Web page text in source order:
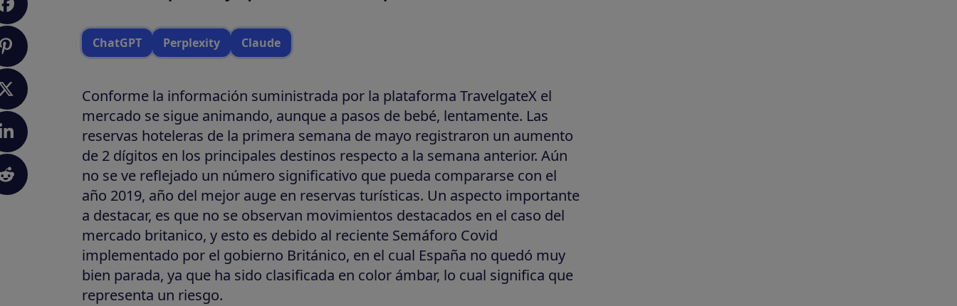
ChatGPT Perplexity Claude
Conforme la información suministrada por la plataforma TravelgateX el
mercado se sigue animando, aunque a pasos de bebé, lentamente. Las
reservas hoteleras de la primera semana de mayo registraron un aumento
de 2 dígitos en los principales destinos respecto a la semana anterior. Aún
no se ve reflejado un número significativo que pueda compararse con el
año 2019, año del mejor auge en reservas turísticas. Un aspecto importante
a destacar, es que no se observan movimientos destacados en el caso del
mercado britanico, y esto es debido al reciente Semáforo Covid
implementado por el gobierno Británico, en el cual España no quedó muy
bien parada, ya que ha sido clasificada en color ámbar, lo cual significa que
representa un riesgo.